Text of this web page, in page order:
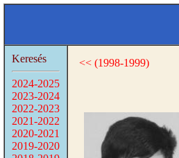
Keresés
2024-2025
2023-2024
2022-2023
2021-2022
2020-2021
2019-2020
<< (1998-1999)